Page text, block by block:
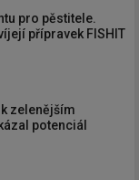
pro pěstitele.
přípravek FISHIT
zelenějším
potenciál